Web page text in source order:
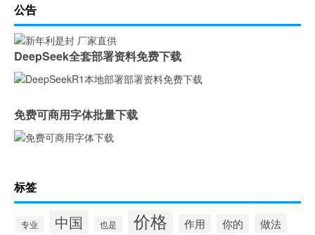
公告
DeepSeek全套部署资料免费下载
免费可商用字体批量下载
标签
专业 中国 也是 价格 作用 你的 做法